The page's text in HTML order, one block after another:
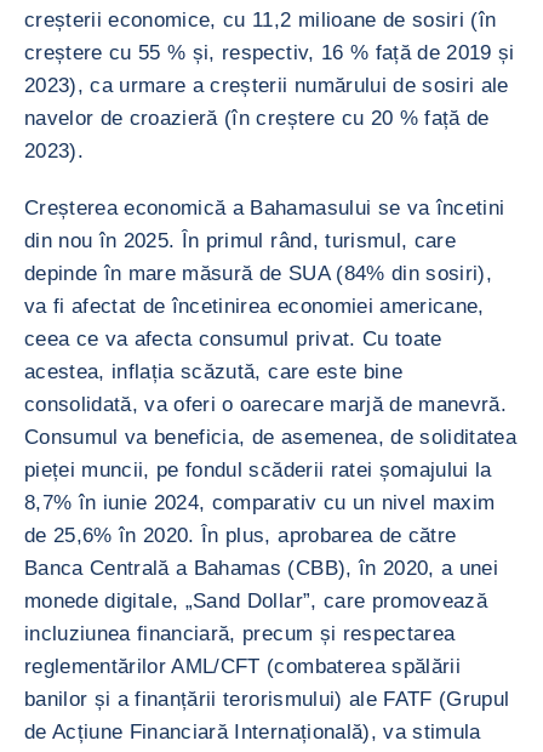
creșterii economice, cu 11,2 milioane de sosiri (în
creștere cu 55 % și, respectiv, 16 % față de 2019 și
2023), ca urmare a creșterii numărului de sosiri ale
navelor de croazieră (în creștere cu 20 % față de
2023).
Creșterea economică a Bahamasului se va încetini
din nou în 2025. În primul rând, turismul, care
depinde în mare măsură de SUA (84% din sosiri),
va fi afectat de încetinirea economiei americane,
ceea ce va afecta consumul privat. Cu toate
acestea, inflația scăzută, care este bine
consolidată, va oferi o oarecare marjă de manevră.
Consumul va beneficia, de asemenea, de soliditatea
pieței muncii, pe fondul scăderii ratei șomajului la
8,7% în iunie 2024, comparativ cu un nivel maxim
de 25,6% în 2020. În plus, aprobarea de către
Banca Centrală a Bahamas (CBB), în 2020, a unei
monede digitale, „Sand Dollar”, care promovează
incluziunea financiară, precum și respectarea
reglementărilor AML/CFT (combaterea spălării
banilor și a finanțării terorismului) ale FATF (Grupul
de Acțiune Financiară Internațională), va stimula